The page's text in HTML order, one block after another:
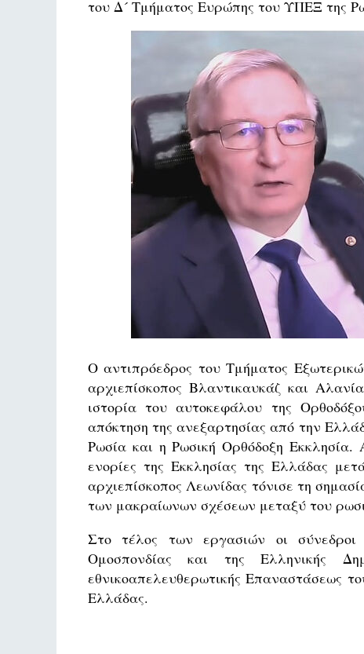
του Δ´ Τμήματος Ευρώπης του ΥΠΕΞ της
​Ο αντιπρόεδρος του Τμήματος
αρχιεπίσκοπος Βλαντικαυκάζ και
ιστορία του αυτοκεφάλου της
απόκτηση της ανεξαρτησίας από την
Ρωσία και η Ρωσική Ορθόδοξη
ενορίες της Εκκλησίας της Ελλάδας
αρχιεπίσκοπος Λεωνίδας τόνισε τη
των μακραίωνων σχέσεων μεταξύ του
Στο τέλος των εργασιών οι
Ομοσπονδίας και της Ελληνικής
εθνικοαπελευθερωτικής Επαναστάσεως
Ελλάδας.